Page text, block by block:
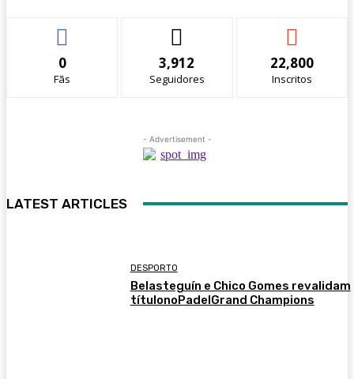
0
Fãs
3,912
Seguidores
22,800
Inscritos
- Advertisement -
LATEST ARTICLES
DESPORTO
Belasteguín e Chico Gomes revalidam
títulonoPadelGrand Champions